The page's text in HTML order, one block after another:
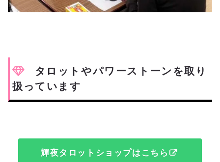
タロットやパワーストーンを取り
扱っています
輝夜タロットショップはこちら